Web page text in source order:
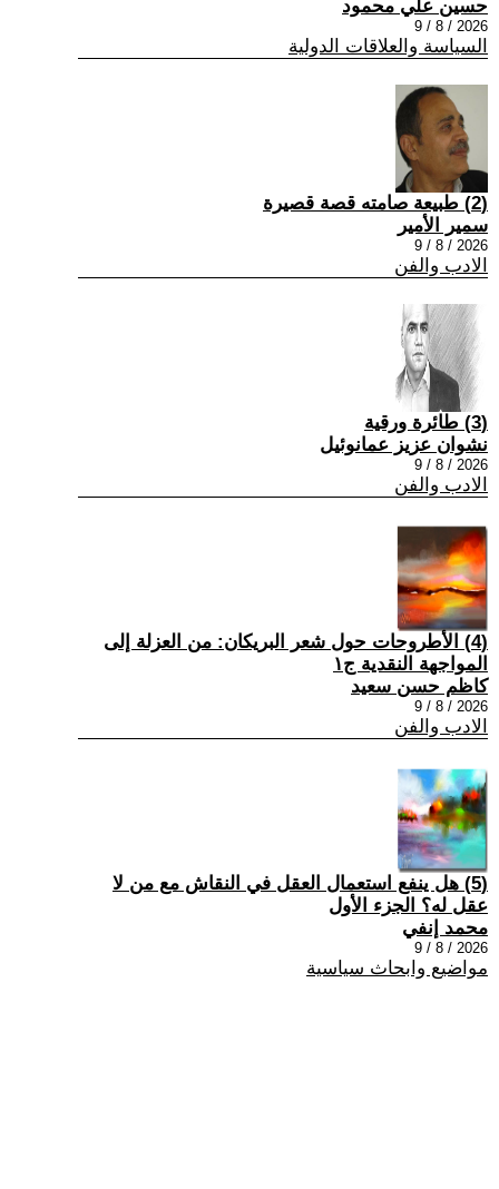
حسين علي محمود
2026 / 8 / 9
السياسة والعلاقات الدولية
(2) طبيعة صامته قصة قصيرة
سمير الأمير
2026 / 8 / 9
الادب والفن
(3) طائرة ورقية
نشوان عزيز عمانوئيل
2026 / 8 / 9
الادب والفن
(4) الأطروحات حول شعر البريكان: من العزلة إلى
المواجهة النقدية ج١
كاظم حسن سعيد
2026 / 8 / 9
الادب والفن
(5) هل ينفع استعمال العقل في النقاش مع من لا
عقل له؟ الجزء الأول
محمد إنفي
2026 / 8 / 9
مواضيع وابحاث سياسية